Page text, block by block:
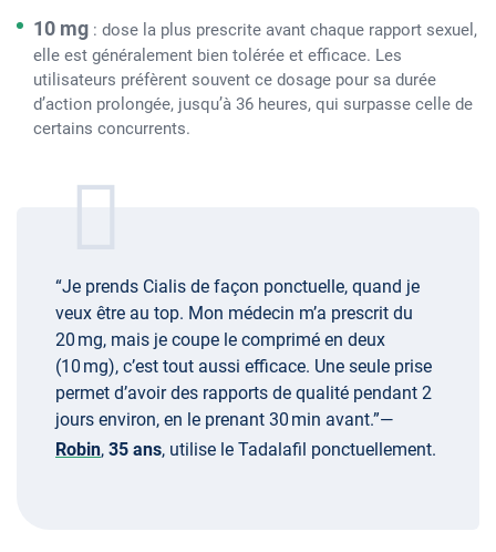
10 mg : dose la plus prescrite avant chaque rapport sexuel,
elle est généralement bien tolérée et efficace. Les
utilisateurs préfèrent souvent ce dosage pour sa durée
d’action prolongée, jusqu’à 36 heures, qui surpasse celle de
certains concurrents.
“Je prends Cialis de façon ponctuelle, quand je
veux être au top. Mon médecin m’a prescrit du
20 mg, mais je coupe le comprimé en deux
(10 mg), c’est tout aussi efficace. Une seule prise
permet d’avoir des rapports de qualité pendant 2
jours environ, en le prenant 30 min avant.”—
Robin, 35 ans, utilise le Tadalafil ponctuellement.